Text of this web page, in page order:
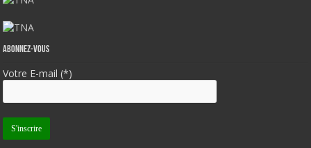
Abonnez-vous
Votre E-mail (*)